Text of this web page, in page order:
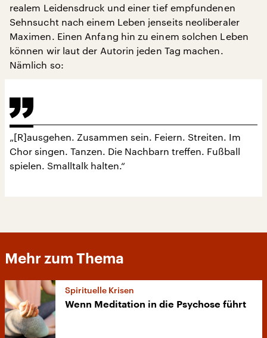
realem Leidensdruck und einer tief empfundenen
Sehnsucht nach einem Leben jenseits neoliberaler
Maximen. Einen Anfang hin zu einem solchen Leben
können wir laut der Autorin jeden Tag machen.
Nämlich so:
„[R]ausgehen. Zusammen sein. Feiern. Streiten. Im
Chor singen. Tanzen. Die Nachbarn treffen. Fußball
spielen. Smalltalk halten.“
Mehr zum Thema
Spirituelle Krisen
Wenn Meditation in die Psychose führt